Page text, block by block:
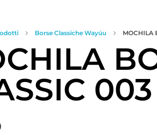
Borse Classiche Wayúu MOCHILA
003